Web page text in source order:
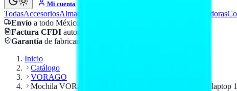
Mi cuenta
TodasAccesoriosAlmacenamiento Computadoras
Envío a todo México
Factura CFDI automática
Garantía de fabricante
Inicio
Catálogo
VORAGO
Mochila VORAGO BP-401 Antirrobo - candado TSA, laptop